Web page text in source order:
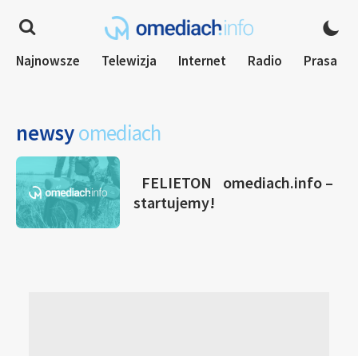
Najnowsze Telewizja Internet Radio Prasa
newsyomediach
FELIETON
omediach.info –
startujemy!